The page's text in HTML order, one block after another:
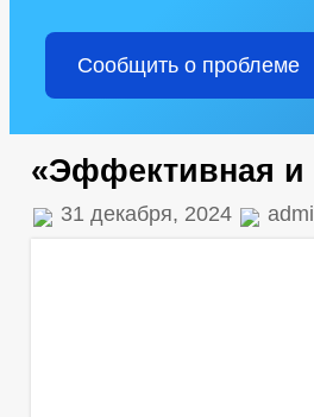
Сообщить о проблеме
«Эффективная и
31 декабря, 2024